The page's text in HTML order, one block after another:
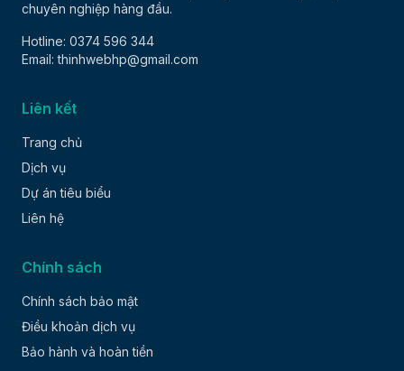
chuyên nghiệp hàng đầu.
Hotline: 0374 596 344
Email: thinhwebhp@gmail.com
Liên kết
Trang chủ
Dịch vụ
Dự án tiêu biểu
Liên hệ
Chính sách
Chính sách bảo mật
Điều khoản dịch vụ
Bảo hành và hoàn tiền